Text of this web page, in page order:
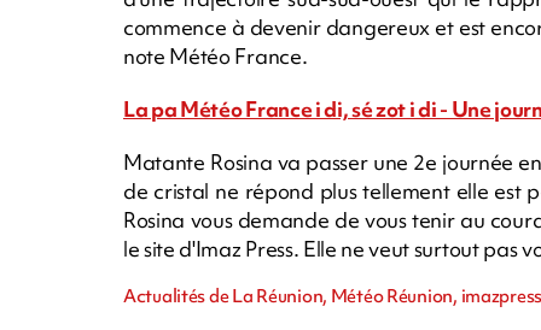
commence à devenir dangereux et est
note Météo France.
La pa Météo France i di, sé zot i di - Une
Matante Rosina va passer une 2e journée
de cristal ne répond plus tellement elle est
Rosina vous demande de vous tenir au
le site d'Imaz Press. Elle ne veut surtout pas
Actualités de La Réunion, Météo Réunion,